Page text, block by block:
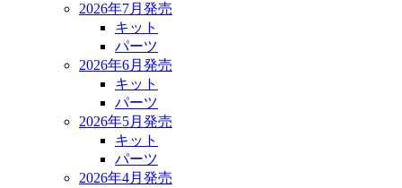
2026年7月発売
キット
パーツ
2026年6月発売
キット
パーツ
2026年5月発売
キット
パーツ
2026年4月発売